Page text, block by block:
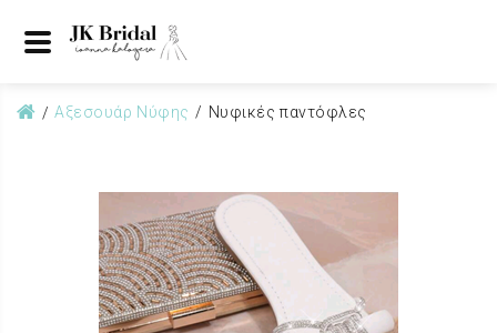
Αξεσουάρ Νύφης Nυφικές παντόφλες